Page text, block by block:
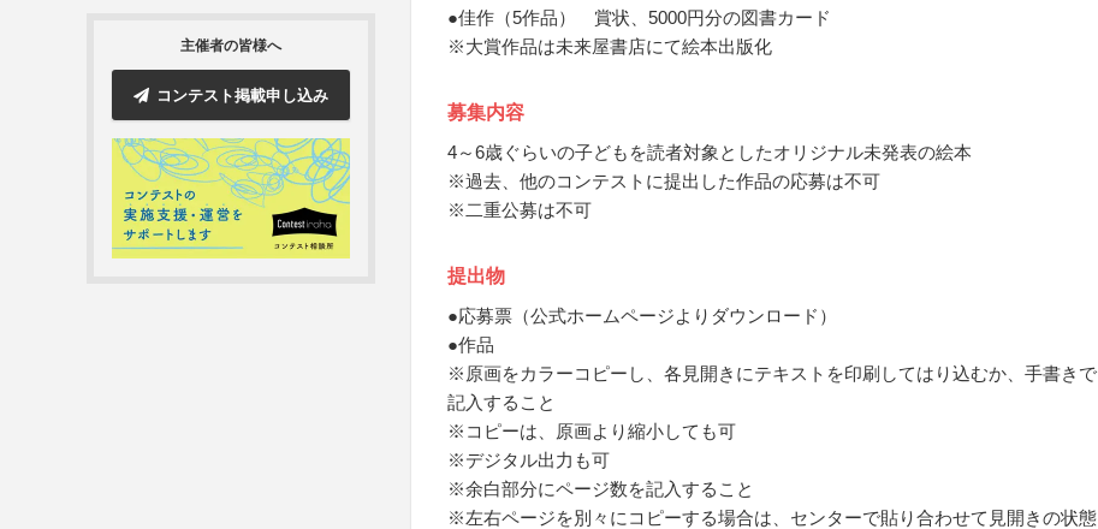
主催者の皆様へ
コンテスト掲載申し込み
●佳作（5作品） 賞状、5000円分の図書カード
※大賞作品は未来屋書店にて絵本出版化
募集内容
4～6歳ぐらいの子どもを読者対象としたオリジナル未発表の絵本
※過去、他のコンテストに提出した作品の応募は不可
※二重公募は不可
提出物
●応募票（公式ホームページよりダウンロード）
●作品
※原画をカラーコピーし、各見開きにテキストを印刷してはり込むか、手書きで
記入すること
※コピーは、原画より縮小しても可
※デジタル出力も可
※余白部分にページ数を記入すること
※左右ページを別々にコピーする場合は、センターで貼り合わせて見開きの状態